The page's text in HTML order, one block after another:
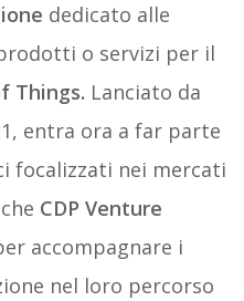
dedicato alle
o servizi per il
Things. Lanciato da
entra ora a far parte
focalizzati nei mercati
CDP Venture
accompagnare i
nel loro percorso